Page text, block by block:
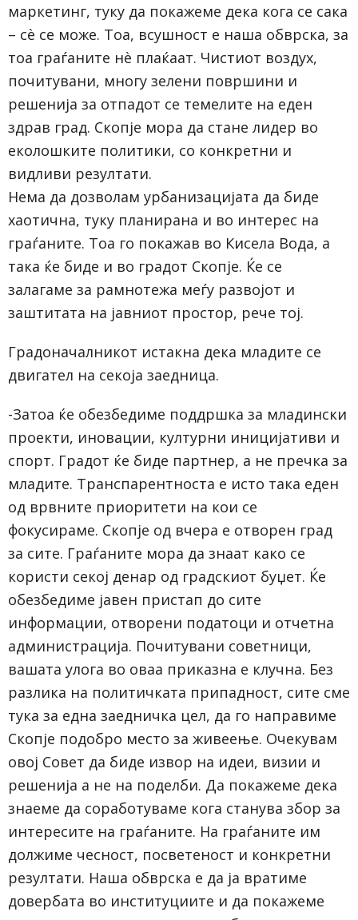
маркетинг, туку да покажеме дека кога се сака
– сѐ се може. Тоа, всушност е наша обврска, за
тоа граѓаните нѐ плаќаат. Чистиот воздух,
почитувани, многу зелени површини и
решенија за отпадот се темелите на еден
здрав град. Скопје мора да стане лидер во
еколошките политики, со конкретни и
видливи резултати.
Нема да дозволам урбанизацијата да биде
хаотична, туку планирана и во интерес на
граѓаните. Тоа го покажав во Кисела Вода, а
така ќе биде и во градот Скопје. Ќе се
залагаме за рамнотежа меѓу развојот и
заштитата на јавниот простор, рече тој.
Градоначалникот истакна дека младите се
двигател на секоја заедница.
-Затоа ќе обезбедиме поддршка за младински
проекти, иновации, културни иницијативи и
спорт. Градот ќе биде партнер, а не пречка за
младите. Транспарентноста е исто така еден
од врвните приоритети на кои се
фокусираме. Скопје од вчера е отворен град
за сите. Граѓаните мора да знаат како се
користи секој денар од градскиот буџет. Ќе
обезбедиме јавен пристап до сите
информации, отворени податоци и отчетна
администрација. Почитувани советници,
вашата улога во оваа приказна е клучна. Без
разлика на политичката припадност, сите сме
тука за една заедничка цел, да го направиме
Скопје подобро место за живеење. Очекувам
овој Совет да биде извор на идеи, визии и
решенија а не на поделби. Да покажеме дека
знаеме да соработуваме кога станува збор за
интересите на граѓаните. На граѓаните им
должиме чесност, посветеност и конкретни
резултати. Наша обврска е да ја вратиме
довербата во институциите и да покажеме